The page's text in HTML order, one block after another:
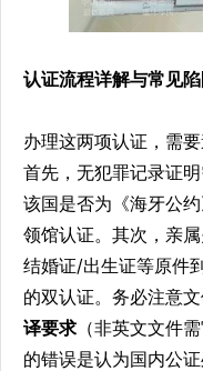
认证流程详解与常见
办理这两项认证，需
首先，无犯罪记录证
该国是否为《海牙公
领馆认证。其次，亲
结婚证/出生证等原件
的双认证。务必注意
译要求 （非英文文件
的错误是认为国内公